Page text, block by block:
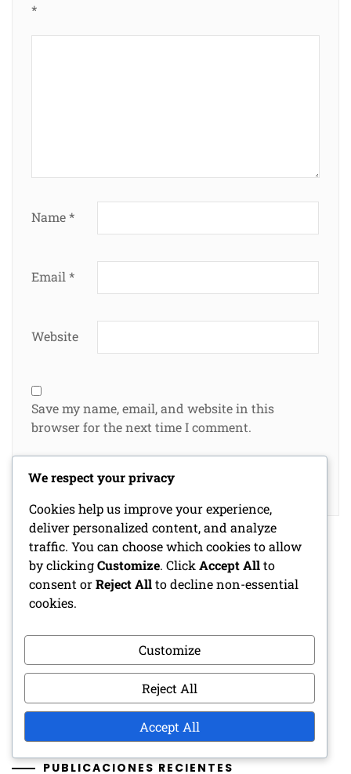
*
Name*
Email *
Website
Save my name, email, and website in this
browser for the next time I comment.
ENLACES
Quiénes somos
Comunícate
Navegar
PUBLICACIONES RECIENTES
We respect your privacy
Cookies help us improve your experience,
deliver personalized content, and analyze
traffic. You can choose which cookies to allow
by clickingCustomize. Click Accept Allto
consent orReject Allto decline non-essential
cookies.
Customize
Reject All
Accept All